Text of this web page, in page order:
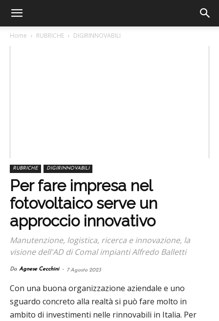
Home RUBRICHE DIGIRINNOVABILI
RUBRICHE DIGIRINNOVABILI
Per fare impresa nel
fotovoltaico serve un
approccio innovativo
Manutenzione, logistica, ricerca e innovazione, la
visione dell'AD di Comal impianti Alfredo Balletti
Da Agnese Cecchini - 7 Agosto 2023
Con una buona organizzazione aziendale e uno
sguardo concreto alla realtà si può fare molto in
ambito di investimenti nelle rinnovabili in Italia. Per